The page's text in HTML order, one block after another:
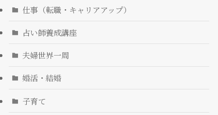
仕事（転職・キャリアアップ）
占い師養成講座
夫婦世界一周
婚活・結婚
子育て